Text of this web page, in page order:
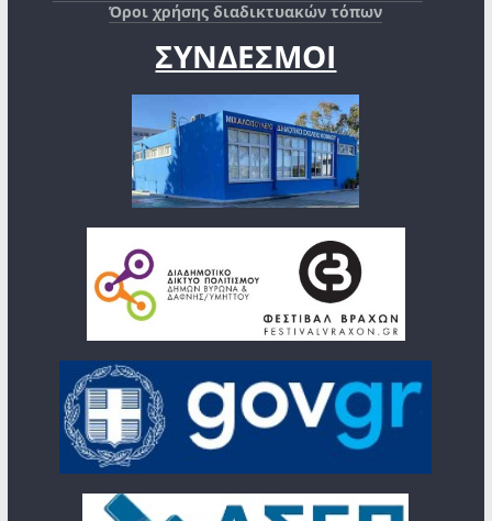
Όροι χρήσης διαδικτυακών τόπων
ΣΥΝΔΕΣΜΟΙ